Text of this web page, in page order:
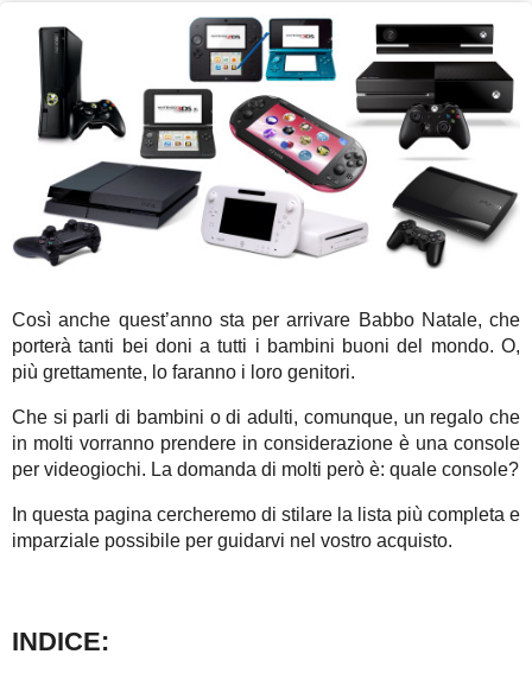
Così anche quest’anno sta per arrivare Babbo Natale, che
porterà tanti bei doni a tutti i bambini buoni del mondo. O,
più grettamente, lo faranno i loro genitori.
Che si parli di bambini o di adulti, comunque, un regalo che
in molti vorranno prendere in considerazione è una console
per videogiochi. La domanda di molti però è: quale console?
In questa pagina cercheremo di stilare la lista più completa e
imparziale possibile per guidarvi nel vostro acquisto.
INDICE: